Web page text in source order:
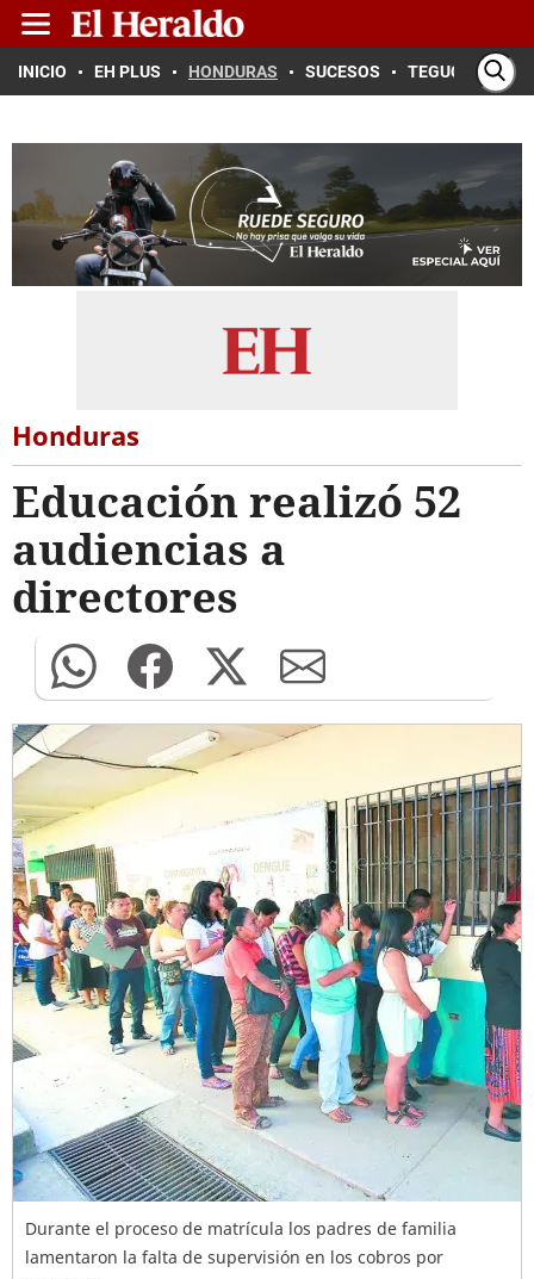
INICIO EH PLUS HONDURAS SUCESOS TEGUCIGALPA
Honduras
Educación realizó 52
audiencias a
directores
Durante el proceso de matrícula los padres de familia
lamentaron la falta de supervisión en los cobros por